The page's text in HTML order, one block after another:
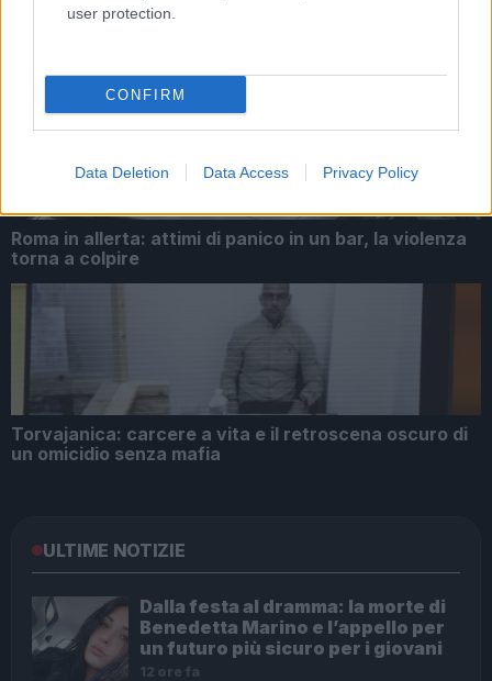
user protection.
CONFIRM
Data Deletion Data Access Privacy Policy
Roma in allerta: attimi di panico in un bar, la violenza
torna a colpire
Torvajanica: carcere a vita e il retroscena oscuro di
un omicidio senza mafia
ULTIME NOTIZIE
Dalla festa al dramma: la morte di
Benedetta Marino e l’appello per
un futuro più sicuro per i giovani
12 ore fa